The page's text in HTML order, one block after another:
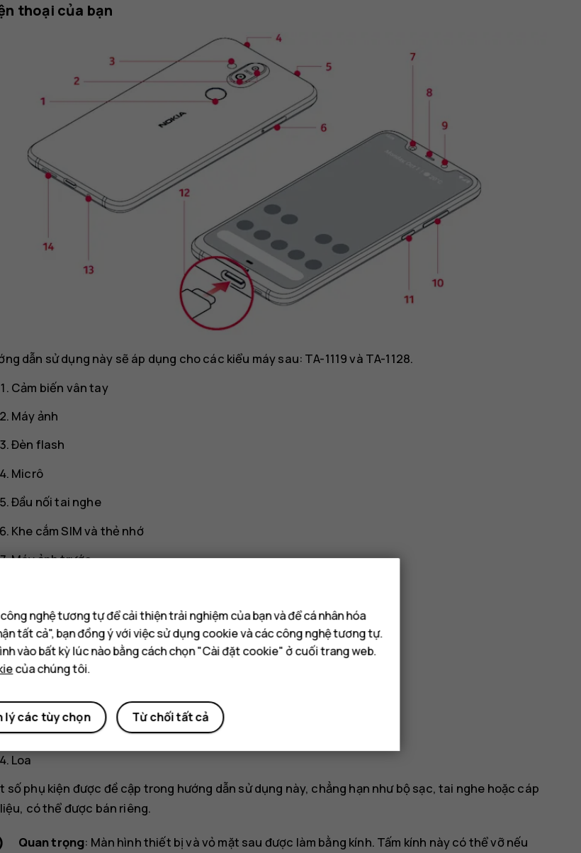
thoại của bạn
dẫn sử dụng này sẽ áp dụng cho các kiểu máy sau: TA-1119 và TA-1128.
Cảm biến vân tay
Máy ảnh
Đèn flash
Micrô
Đầu nối tai nghe
Khe cắm SIM và thẻ nhớ
Máy ảnh trước
Cảm biến tiệm cận
Các phím âm lượng
Phím nguồn/khóa
Đầu nối USB
Micrô
Loa
số phụ kiện được đề cập trong hướng dẫn sử dụng này, chẳng hạn như bộ sạc, tai nghe hoặc cáp
có thể được bán riêng.
Quan trọng: Màn hình thiết bị và vỏ mặt sau được làm bằng kính. Tấm kính này có thể vỡ nếu
nghệ tương tự để cải thiện trải nghiệm của bạn và để cá nhân hóa
tất cả", bạn đồng ý với việc sử dụng cookie và các công nghệ tương tự.
vào bất kỳ lúc nào bằng cách chọn "Cài đặt cookie" ở cuối trang web.
của chúng tôi.
Từ chối tất cả
lý các tùy chọn